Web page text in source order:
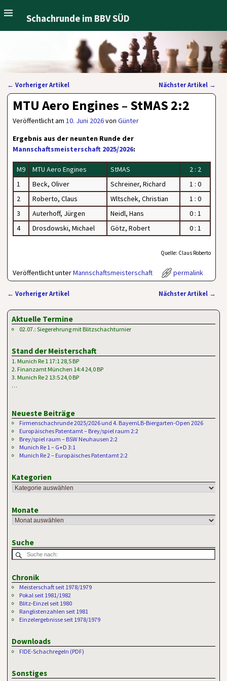
Schachrunde im BBV SÜD
Artikelnavigation
← Vorheriger Artikel Nächster Artikel →
MTU Aero Engines – StMAS 2:2
Veröffentlicht am10. Juni 2026vonGünter
Ergebnis aus der neunten Runde der
Mannschaftsmeisterschaft 2025/2026:
M9 MTU Aero Engines StMAS
2 : 2
1
Beck, Oliver Schreiner, Richard
1 : 0
2
Roberto, Claus Wltschek, Christian
1 : 0
3
Auterhoff, Jürgen Neidl, Hans
0 : 1
4
Drosdowski, Michael Götz, Robert 0 : 1
Quelle: Claus Roberto
Veröffentlicht unterMannschaftsmeisterschaft permalink
← Vorheriger Artikel Nächster Artikel →
Aktuelle Termine
02.07.: Siegerehrung mit Blitzschachturnier
Stand der Meisterschaft
1. Munich Re 1 17:1 28,5 BP
2. Finanzamt München 14:4 24,0 BP
3. Munich Re 2 13:5 24,0 BP
…
Neueste Beiträge
Firmenschachrunde 2025/2026 und 4. BayernLB-Biergarten-Open 2026
Europäisches Patentamt – Brey/spiel raum 2:2
Brey/spiel raum – BSW Neuhausen 2:2
Munich Re 1 – G+D 3:1
Munich Re 2 – Europäisches Patentamt 2:2
Kategorien
Monate
Suche
Chronik
Meisterschaft seit 1978/1979
Pokal seit 1981/1982
Blitz-Einzel seit 1980
Ranglistenzahlen seit 1981
Einzelergebnisse seit 1978/1979
Downloads
FIDE-Schachregeln (PDF)
Sonstiges